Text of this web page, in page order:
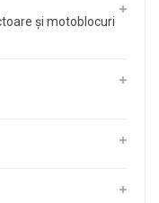
și motoblocuri